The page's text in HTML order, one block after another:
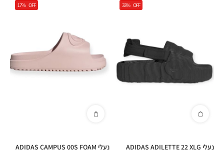
33% OFF
נעלי ADIDAS ADILETTE 22 XLG
17% OFF
נעלי ADIDAS CAMPUS 00S FOAM